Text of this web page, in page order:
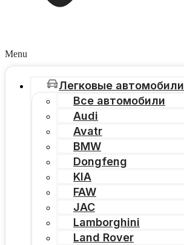
Menu
Легковые автомобили
Все автомобили
Audi
Avatr
BMW
Dongfeng
KIA
FAW
JAC
Lamborghini
Land Rover